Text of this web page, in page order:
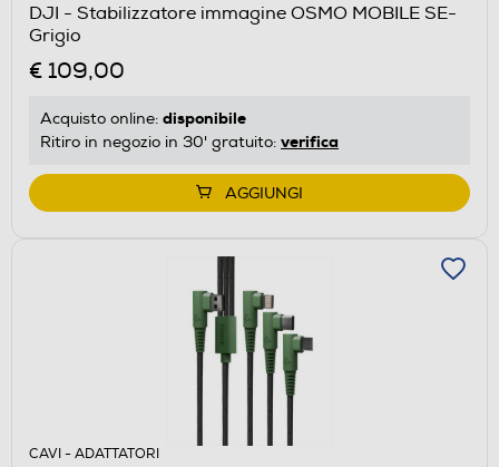
DJI - Stabilizzatore immagine OSMO MOBILE SE-
Grigio
€ 109,00
Acquisto online: disponibile
Ritiro in negozio in 30' gratuito: verifica
AGGIUNGI
CAVI - ADATTATORI